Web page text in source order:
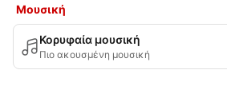
Μουσική
Κορυφαία μουσική
Πιο ακουσμένη μουσική